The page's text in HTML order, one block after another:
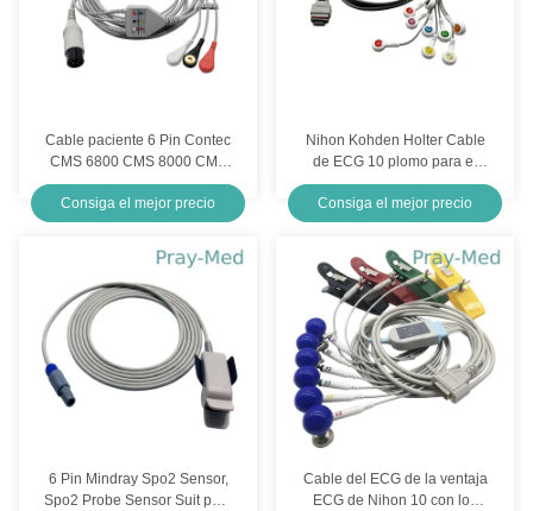
Cable paciente 6 Pin Contec
CMS 6800 CMS 8000 CMS
9000 del ISO ECG
Consiga el mejor precio
Nihon Kohden Holter Cable
de ECG 10 plomo para el
grabador RAC-2512 1m
chaqueta TPU
Consiga el mejor precio
6 Pin Mindray Spo2 Sensor,
Spo2 Probe Sensor Suit para
Cable del ECG de la ventaja
ECG de Nihon 10 con los